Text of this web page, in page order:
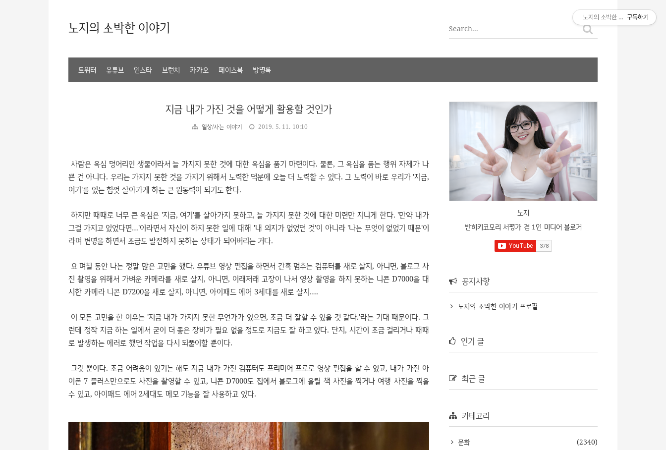
노지의 소박한 이야기
트위터 유튜브 인스타 브런치 카카오 페이스북 방명록
지금 내가 가진 것을 어떻게 활용할 것인가
일상/사는 이야기 2019. 5. 11. 10:10
사람은 욕심 덩어리인 생물이라서 늘 가지지 못한 것에 대한 욕심을 품기 마련이다. 물론, 그 욕심을 품는 행위 자체가 나
쁜 건 아니다. 우리는 가지지 못한 것을 가지기 위해서 노력한 덕분에 오늘 더 노력할 수 있다. 그 노력이 바로 우리가 '지금,
여기'를 있는 힘껏 살아가게 하는 큰 원동력이 되기도 한다.
하지만 때때로 너무 큰 욕심은 '지금, 여기'를 살아가지 못하고, 늘 가지지 못한 것에 대한 미련만 지니게 한다. '만약 내가
그걸 가지고 있었다면…'이라면서 자신이 하지 못한 일에 대해 '내 의지가 없었던 것'이 아니라 '나는 무엇이 없었기 때문'이
라며 변명을 하면서 조금도 발전하지 못하는 상태가 되어버리는 거다.
요 며칠 동안 나는 정말 많은 고민을 했다. 유튜브 영상 편집을 하면서 간혹 멈추는 컴퓨터를 새로 살지, 아니면, 블로그 사
진 촬영을 위해서 가벼운 카메라를 새로 살지, 아니면, 이래저래 고장이 나서 영상 촬영을 하지 못하는 니콘 D7000을 대
시한 카메라 니콘 D7200을 새로 살지, 아니면, 아이패드 에어 3세대를 새로 살지….
이 모든 고민을 한 이유는 '지금 내가 가지지 못한 무언가가 있으면, 조금 더 잘할 수 있을 것 같다.'라는 기대 때문이다. 그
런데 정작 지금 하는 일에서 굳이 더 좋은 장비가 필요 없을 정도로 지금도 잘 하고 있다. 단지, 시간이 조금 걸리거나 때때
로 발생하는 에러로 했던 작업을 다시 되풀이할 뿐이다.
그것 뿐이다. 조금 어려움이 있기는 해도 지금 내가 가진 컴퓨터도 프리미어 프로로 영상 편집을 할 수 있고, 내가 가진 아
이폰 7 플러스만으로도 사진을 촬영할 수 있고, 니콘 D7000도 집에서 블로그에 올릴 책 사진을 찍거나 여행 사진을 찍을
수 있고, 아이패드 에어 2세대도 메모 기능을 잘 사용하고 있다.
노지
반히키코모리 서평가 겸 1인 미디어 블로거
공지사항
노지의 소박한 이야기 프로필
인기 글
최근 글
카테고리
문화
(2340)
노지의 소박한 이야기구독하기